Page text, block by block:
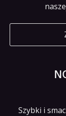
Szybki i